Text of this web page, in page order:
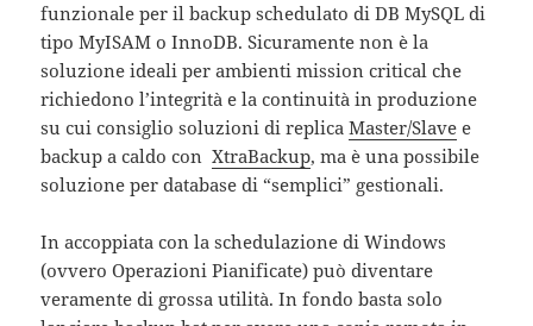
funzionale per il backup schedulato di DB MySQL di
tipo MyISAM o InnoDB. Sicuramente non è la
soluzione ideali per ambienti mission critical che
richiedono l’integrità e la continuità in produzione
su cui consiglio soluzioni di replicaMaster/Slave e
backup a caldo conXtraBackup, ma è una possibile
soluzione per database di “semplici” gestionali.
In accoppiata con la schedulazione di Windows
(ovvero Operazioni Pianificate) può diventare
veramente di grossa utilità. In fondo basta solo